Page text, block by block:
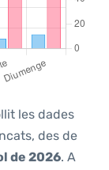
les dades
des de
de 2026. A